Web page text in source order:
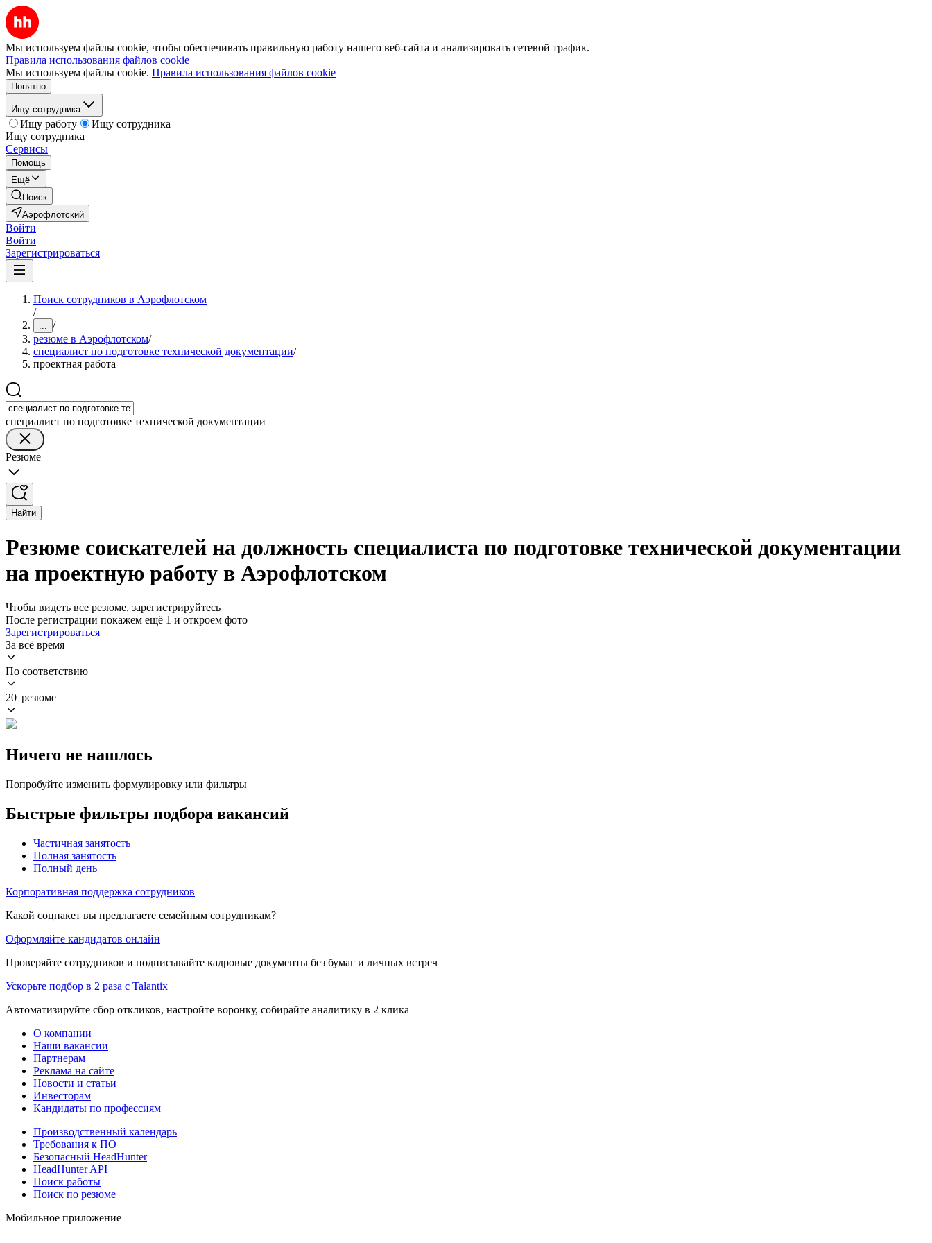
Мы используем файлы cookie, чтобы обеспечивать правильную работу нашего веб-сайта и анализировать сетевой трафик.
Правила использования файлов cookie
Мы используем файлы cookie. Правила использования файлов cookie
Понятно
Ищу сотрудника
Ищу работу
Ищу сотрудника
Ищу сотрудника
Сервисы
Помощь
Ещё
Поиск
Аэрофлотский
Войти
Войти
Зарегистрироваться
Поиск сотрудников в Аэрофлотском
/
... /
резюме в Аэрофлотском/
специалист по подготовке технической документации/
проектная работа
специалист по подготовке технической документации
Резюме
Найти
Резюме соискателей на должность специалиста по подготовке технической документации
на проектную работу в Аэрофлотском
Чтобы видеть все резюме, зарегистрируйтесь
После регистрации покажем ещё 1 и откроем фото
Зарегистрироваться
За всё время
По соответствию
20 резюме
Ничего не нашлось
Попробуйте изменить формулировку или фильтры
Быстрые фильтры подбора вакансий
Частичная занятость
Полная занятость
Полный день
Корпоративная поддержка сотрудников
Какой соцпакет вы предлагаете семейным сотрудникам?
Оформляйте кандидатов онлайн
Проверяйте сотрудников и подписывайте кадровые документы без бумаг и личных встреч
Ускорьте подбор в 2 раза с Talantix
Автоматизируйте сбор откликов, настройте воронку, собирайте аналитику в 2 клика
О компании
Наши вакансии
Партнерам
Реклама на сайте
Новости и статьи
Инвесторам
Кандидаты по профессиям
Производственный календарь
Требования к ПО
Безопасный HeadHunter
HeadHunter API
Поиск работы
Поиск по резюме
Мобильное приложение